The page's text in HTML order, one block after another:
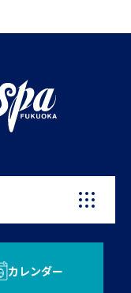
カレンダー